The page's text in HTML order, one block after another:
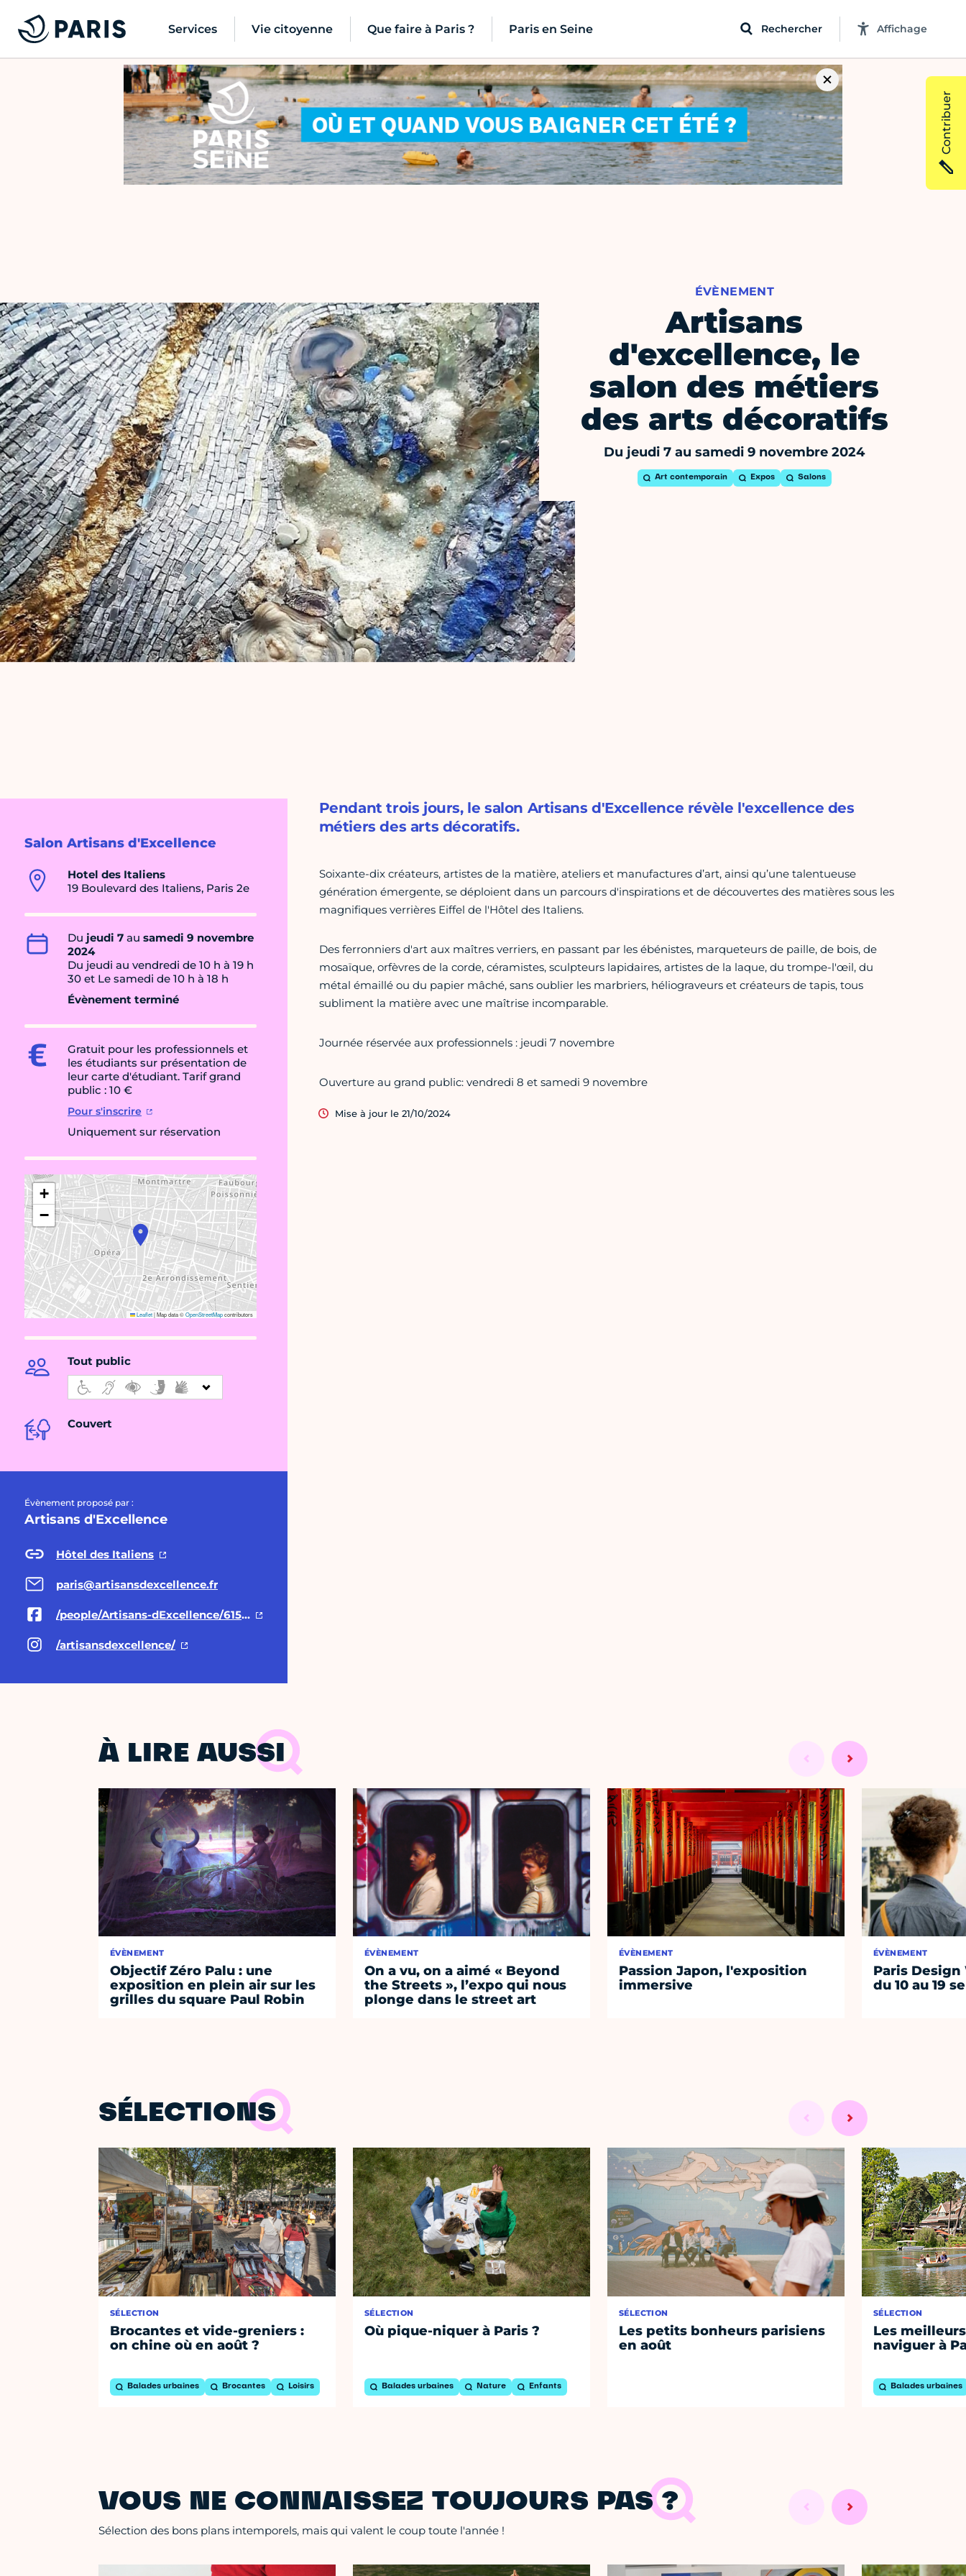
Services Vie citoyenne Que faire à Paris ? Paris en Seine Rechercher Affichage
ÉVÈNEMENT
Artisans
d'excellence, le
salon des métiers
des arts décoratifs
Du jeudi 7 au samedi 9 novembre 2024
Art contemporain Expos Salons
Salon Artisans d'Excellence
Hotel des Italiens
19 Boulevard des Italiens, Paris 2e
Du jeudi 7 au samedi 9 novembre
2024
Du jeudi au vendredi de 10 h à 19 h
30 et Le samedi de 10 h à 18 h
Évènement terminé
Gratuit pour les professionnels et
les étudiants sur présentation de
leur carte d'étudiant. Tarif grand
public : 10 €
Pour s'inscrire
Uniquement sur réservation
+
−
Leaflet|Map data ©OpenStreetMapcontributors
Tout public
Couvert
Évènement proposé par :
Artisans d'Excellence
Hôtel des Italiens
paris@artisansdexcellence.fr
/people/Artisans-dExcellence/61555881771993/
/artisansdexcellence/
Pendant trois jours, le salon Artisans d'Excellence révèle l'excellence des
métiers des arts décoratifs.
Soixante-dix créateurs, artistes de la matière, ateliers et manufactures d’art, ainsi qu’une talentueuse
génération émergente, se déploient dans un parcours d'inspirations et de découvertes des matières sous les
magnifiques verrières Eiffel de l'Hôtel des Italiens.
Des ferronniers d'art aux maîtres verriers, en passant par les ébénistes, marqueteurs de paille, de bois, de
mosaïque, orfèvres de la corde, céramistes, sculpteurs lapidaires, artistes de la laque, du trompe-l'œil, du
métal émaillé ou du papier mâché, sans oublier les marbriers, héliograveurs et créateurs de tapis, tous
subliment la matière avec une maîtrise incomparable.
Journée réservée aux professionnels : jeudi 7 novembre
Ouverture au grand public: vendredi 8 et samedi 9 novembre
Mise à jour le 21/10/2024
À LIRE AUSSI
ÉVÈNEMENT
Objectif Zéro Palu : une
exposition en plein air sur les
grilles du square Paul Robin
ÉVÈNEMENT
On a vu, on a aimé « Beyond
the Streets », l’expo qui nous
plonge dans le street art
ÉVÈNEMENT
Passion Japon, l'exposition
immersive
ÉVÈNEMENT
Paris
du 10 au 19
SÉLECTIONS
SÉLECTION
Brocantes et vide-greniers :
on chine où en août ?
Balades urbaines Brocantes Loisirs
SÉLECTION
Où pique-niquer à Paris ?
Balades urbaines Nature Enfants
SÉLECTION
Les petits bonheurs parisiens
en août
SÉLECTION
Les
naviguer à
Balades urbaines
VOUS NE CONNAISSEZ TOUJOURS PAS ?
Sélection des bons plans intemporels, mais qui valent le coup toute l'année !
Contribuer